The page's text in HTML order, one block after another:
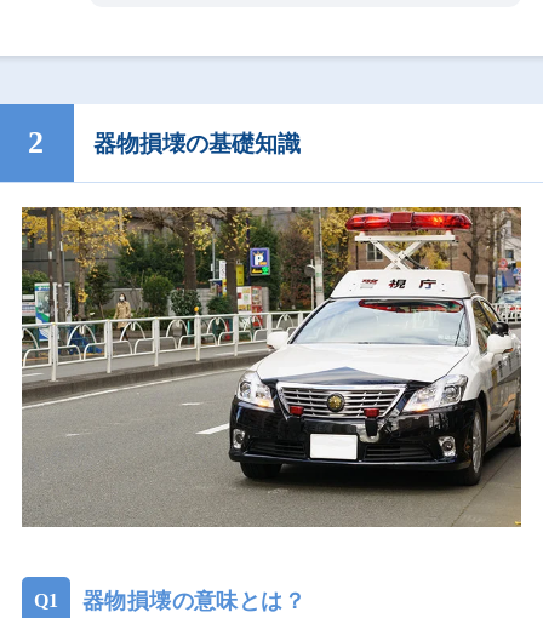
器物損壊の基礎知識
器物損壊の意味とは？